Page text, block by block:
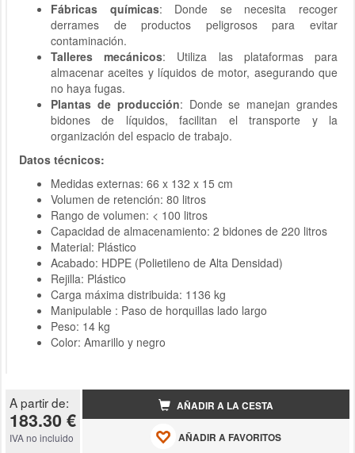
Fábricas químicas: Donde se necesita recoger
derrames de productos peligrosos para evitar
contaminación.
Talleres mecánicos: Utiliza las plataformas para
almacenar aceites y líquidos de motor, asegurando que
no haya fugas.
Plantas de producción: Donde se manejan grandes
bidones de líquidos, facilitan el transporte y la
organización del espacio de trabajo.
Datos técnicos:
Medidas externas: 66 x 132 x 15 cm
Volumen de retención: 80 litros
Rango de volumen: < 100 litros
Capacidad de almacenamiento: 2 bidones de 220 litros
Material: Plástico
Acabado: HDPE (Polietileno de Alta Densidad)
Rejilla: Plástico
Carga máxima distribuida: 1136 kg
Manipulable : Paso de horquillas lado largo
Peso: 14 kg
Color: Amarillo y negro
A partir de:
183.30 €
IVA no incluido
AÑADIR A LA CESTA
AÑADIR A FAVORITOS